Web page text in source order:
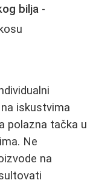
bilja -
iskustvima
polazna tačka u
Ne
na